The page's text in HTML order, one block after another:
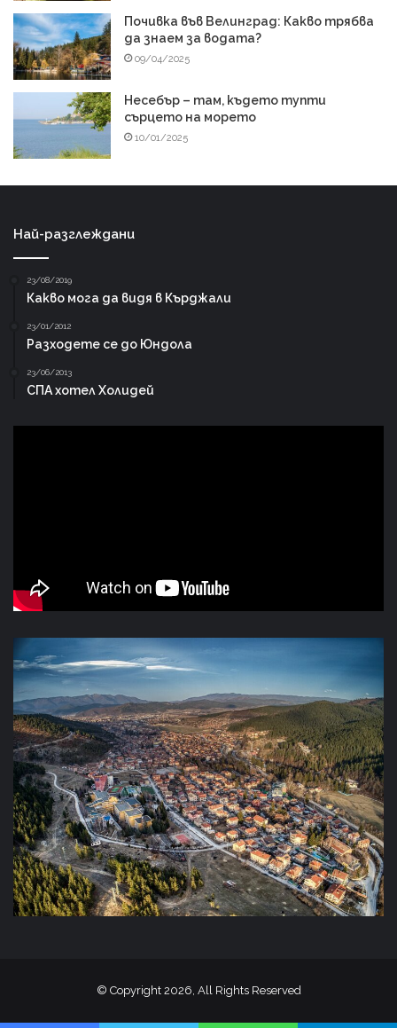
Почивка във Велинград: Какво трябва
да знаем за водата?
09/04/2025
Несебър – там, където тупти
сърцето на морето
10/01/2025
Най-разглеждани
23/08/2019
Какво мога да видя в Кърджали
23/01/2012
Разходете се до Юндола
23/06/2013
СПА хотел Холидей
© Copyright 2026, All Rights Reserved